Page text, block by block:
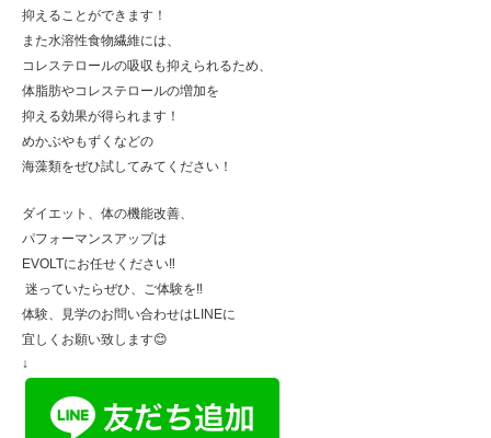
抑えることができます！
また水溶性食物繊維には、
コレステロールの吸収も抑えられるため、
体脂肪やコレステロールの増加を
抑える効果が得られます！
めかぶやもずくなどの
海藻類をぜひ試してみてください！
ダイエット、体の機能改善、
パフォーマンスアップは
EVOLTにお任せください‼️
迷っていたらぜひ、ご体験を‼️
体験、見学のお問い合わせはLINEに
宜しくお願い致します😊
↓